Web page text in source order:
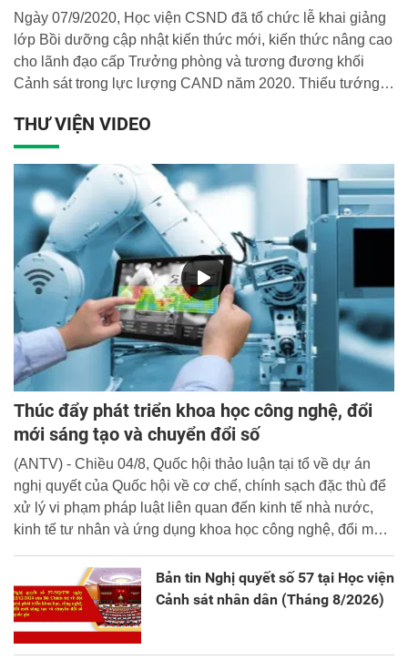
Ngày 07/9/2020, Học viện CSND đã tổ chức lễ khai giảng
lớp Bồi dưỡng cập nhật kiến thức mới, kiến thức nâng cao
cho lãnh đạo cấp Trưởng phòng và tương đương khối
Cảnh sát trong lực lượng CAND năm 2020. Thiếu tướng,
buổi lễ.
THƯ VIỆN VIDEO
Thúc đẩy phát triển khoa học công nghệ, đổi
mới sáng tạo và chuyển đổi số
(ANTV) - Chiều 04/8, Quốc hội thảo luận tại tổ về dự án
nghị quyết của Quốc hội về cơ chế, chính sạch đặc thù để
xử lý vi phạm pháp luật liên quan đến kinh tế nhà nước,
kinh tế tư nhân và ứng dụng khoa học công nghệ, đổi mới
sáng tạo và chuyển đổi số.
Bản tin Nghị quyết số 57 tại Học viện
Cảnh sát nhân dân (Tháng 8/2026)